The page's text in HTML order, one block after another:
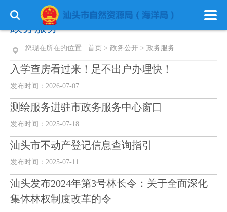
政务服务
您现在所在的位置 : 首页 > 政务公开 > 政务服务
入学查房看过来！足不出户办理快！
发布时间：2026-07-07
测绘服务进驻市政务服务中心窗口
发布时间：2025-07-18
汕头市不动产登记信息查询指引
发布时间：2025-07-11
汕头发布2024年第3号林长令：关于全面深化
集体林权制度改革的令